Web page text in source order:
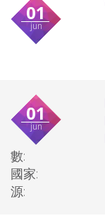
01
jun
01
jun
數:
國家:
源: